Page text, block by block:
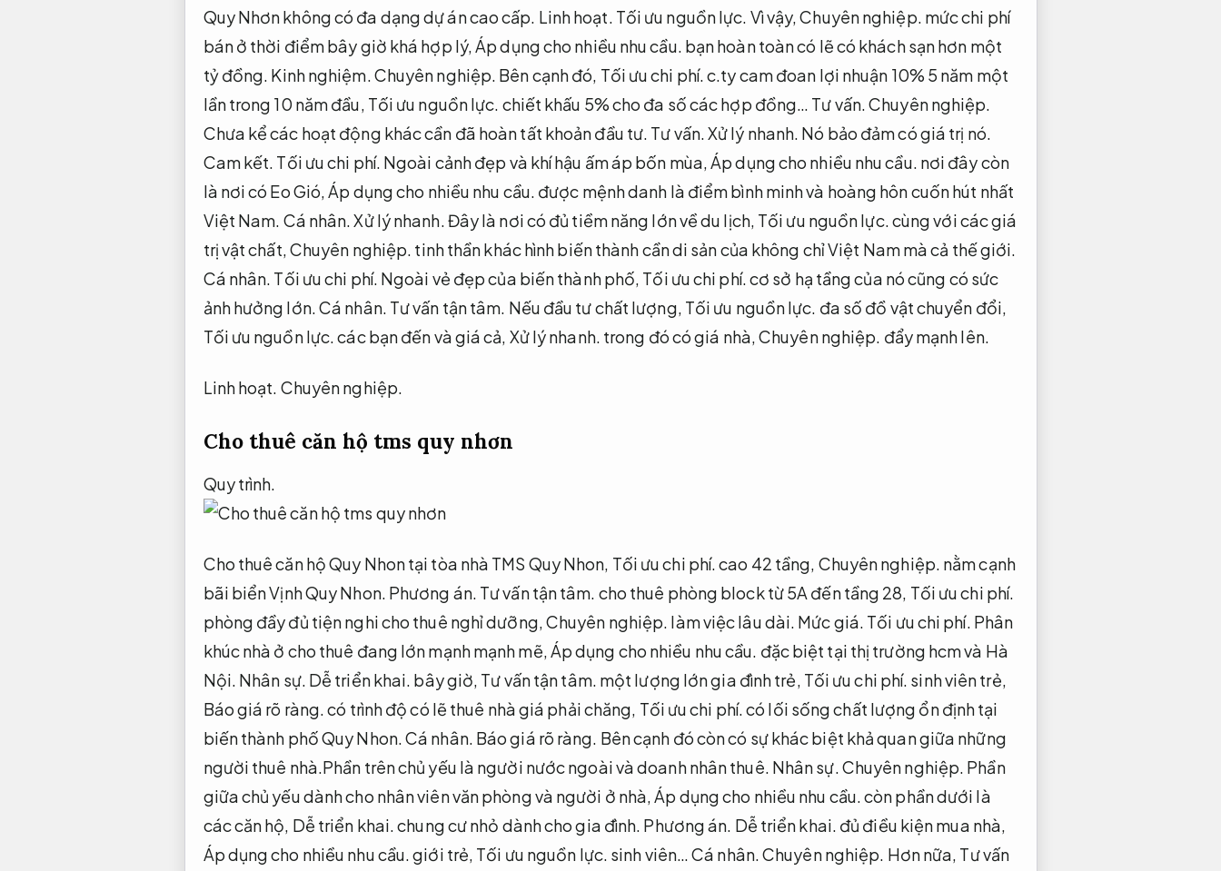
Quy Nhơn không có đa dạng dự án cao cấp. Linh hoạt. Tối ưu nguồn lực. Vì vậy,Chuyên nghiệp. mức chi phí
bán ở thời điểm bây giờ khá hợp lý,Áp dụng cho nhiều nhu cầu. bạn hoàn toàn có lẽ có khách sạn hơn một
tỷ đồng. Kinh nghiệm.Chuyên nghiệp. Bên cạnh đó, Tối ưu chi phí.c.ty cam đoan lợi nhuận 10% 5 năm một
lần trong 10 năm đầu, Tối ưu nguồn lực. chiết khấu 5% cho đa số các hợp đồng… Tư vấn.Chuyên nghiệp.
Chưa kể các hoạt động khác cần đã hoàn tất khoản đầu tư. Tư vấn.Xử lý nhanh. Nó bảo đảm có giá trị nó.
Cam kết. Tối ưu chi phí. Ngoài cảnh đẹp và khí hậu ấm áp bốn mùa,Áp dụng cho nhiều nhu cầu. nơi đây còn
là nơi có Eo Gió,Áp dụng cho nhiều nhu cầu. được mệnh danh là điểm bình minh và hoàng hôn cuốn hút nhất
Việt Nam. Cá nhân.Xử lý nhanh.Đây là nơi có đủ tiềm năng lớn về du lịch, Tối ưu nguồn lực.cùng với các giá
trị vật chất,Chuyên nghiệp. tinh thần khác hình biến thành cần di sản của không chỉ Việt Nam mà cả thế giới.
Cá nhân. Tối ưu chi phí. Ngoài vẻ đẹp của biến thành phố, Tối ưu chi phí.cơ sở hạ tầng của nó cũng có sức
ảnh hưởng lớn.Cá nhân. Tư vấn tận tâm. Nếu đầu tư chất lượng, Tối ưu nguồn lực. đa số đồ vật chuyển đổi,
Tối ưu nguồn lực.các bạn đến và giá cả, Xử lý nhanh. trong đó có giá nhà,Chuyên nghiệp. đẩy mạnh lên.
Linh hoạt. Chuyên nghiệp.
Cho thuê căn hộ tms quy nhơn
Quy trình.
Cho thuê căn hộ Quy Nhon tại tòa nhà TMS Quy Nhon, Tối ưu chi phí.cao 42 tầng, Chuyên nghiệp. nằm cạnh
bãi biển Vịnh Quy Nhon. Phương án. Tư vấn tận tâm. cho thuê phòng block từ 5A đến tầng 28, Tối ưu chi phí.
phòng đầy đủ tiện nghi cho thuê nghỉ dưỡng,Chuyên nghiệp. làm việc lâu dài. Mức giá. Tối ưu chi phí. Phân
khúc nhà ở cho thuê đang lớn mạnh mạnh mẽ,Áp dụng cho nhiều nhu cầu. đặc biệt tại thị trường hcm và Hà
Nội. Nhân sự. Dễ triển khai. bây giờ, Tư vấn tận tâm. một lượng lớn gia đình trẻ, Tối ưu chi phí. sinh viên trẻ,
Báo giá rõ ràng.có trình độ có lẽ thuê nhà giá phải chăng, Tối ưu chi phí.có lối sống chất lượng ổn định tại
biến thành phố Quy Nhon.Cá nhân. Báo giá rõ ràng. Bên cạnh đó còn có sự khác biệt khả quan giữa những
người thuê nhà.Phần trên chủ yếu là người nước ngoài và doanh nhân thuê. Nhân sự.Chuyên nghiệp. Phần
giữa chủ yếu dành cho nhân viên văn phòng và người ở nhà,Áp dụng cho nhiều nhu cầu.còn phần dưới là
các căn hộ, Dễ triển khai.chung cư nhỏ dành cho gia đình. Phương án. Dễ triển khai. đủ điều kiện mua nhà,
Áp dụng cho nhiều nhu cầu.giới trẻ, Tối ưu nguồn lực. sinh viên…Cá nhân.Chuyên nghiệp. Hơn nữa, Tư vấn